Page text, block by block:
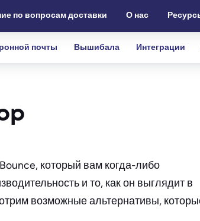
по вопросам доставки О нас
почты Вышибала Интеграции
который вам когда-либо
и то, как он выглядит в
возможные альтернативы,